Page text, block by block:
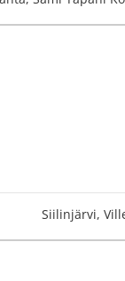
Siilinjärvi,